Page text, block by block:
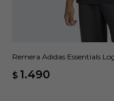
Remera Adidas Essentials
$ 1.490